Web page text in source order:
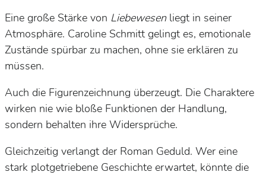
Eine große Stärke von Liebewesenliegt in seiner
Atmosphäre. Caroline Schmitt gelingt es, emotionale
Zustände spürbar zu machen, ohne sie erklären zu
müssen.
Auch die Figurenzeichnung überzeugt. Die Charaktere
wirken nie wie bloße Funktionen der Handlung,
sondern behalten ihre Widersprüche.
Gleichzeitig verlangt der Roman Geduld. Wer eine
stark plotgetriebene Geschichte erwartet, könnte die